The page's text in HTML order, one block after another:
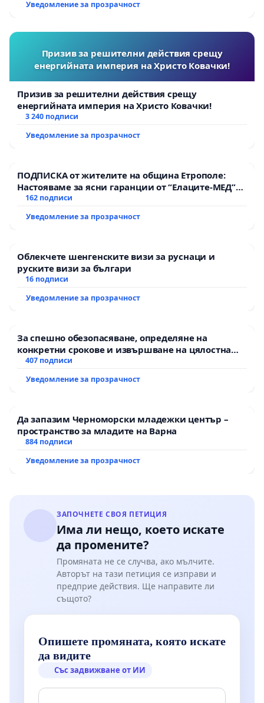
Уведомление за прозрачност
Призив за решителни действия срещу
енергийната империя на Христо Ковачки!
Призив за решителни действия срещу
енергийната империя на Христо Ковачки!
3 240 подписи
Уведомление за прозрачност
ПОДПИСКА от жителите на община Етрополе:
Настояваме за ясни гаранции от “Елаците-МЕД”
АД и от държавата, че ще се изпълнят всички
162 подписи
Уведомление за прозрачност
Облекчете шенгенските визи за руснаци и
руските визи за българи
16 подписи
Уведомление за прозрачност
За спешно обезопасяване, определяне на
конкретни срокове и извършване на цялостна
рехабилитация на републиканския път между
Мирово - к.к. Момин проход
407 подписи
Уведомление за прозрачност
Да запазим Черноморски младежки център –
пространство за младите на Варна
884 подписи
Уведомление за прозрачност
ЗАПОЧНЕТЕ СВОЯ ПЕТИЦИЯ
Има ли нещо, което искате
да промените?
Промяната не се случва, ако мълчите.
Авторът на тази петиция се изправи и
предприе действия. Ще направите ли
същото?
Опишете промяната, която искате
да видите
Със задвижване от ИИ